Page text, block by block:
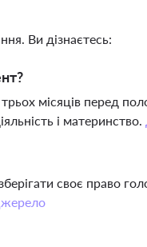
Ви дізнаєтесь:
місяців перед
і материнство.
своє право